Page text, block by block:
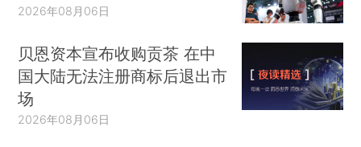
2026年08月06日
贝恩资本宣布收购贡茶 在中
国大陆无法注册商标后退出市
场
2026年08月06日